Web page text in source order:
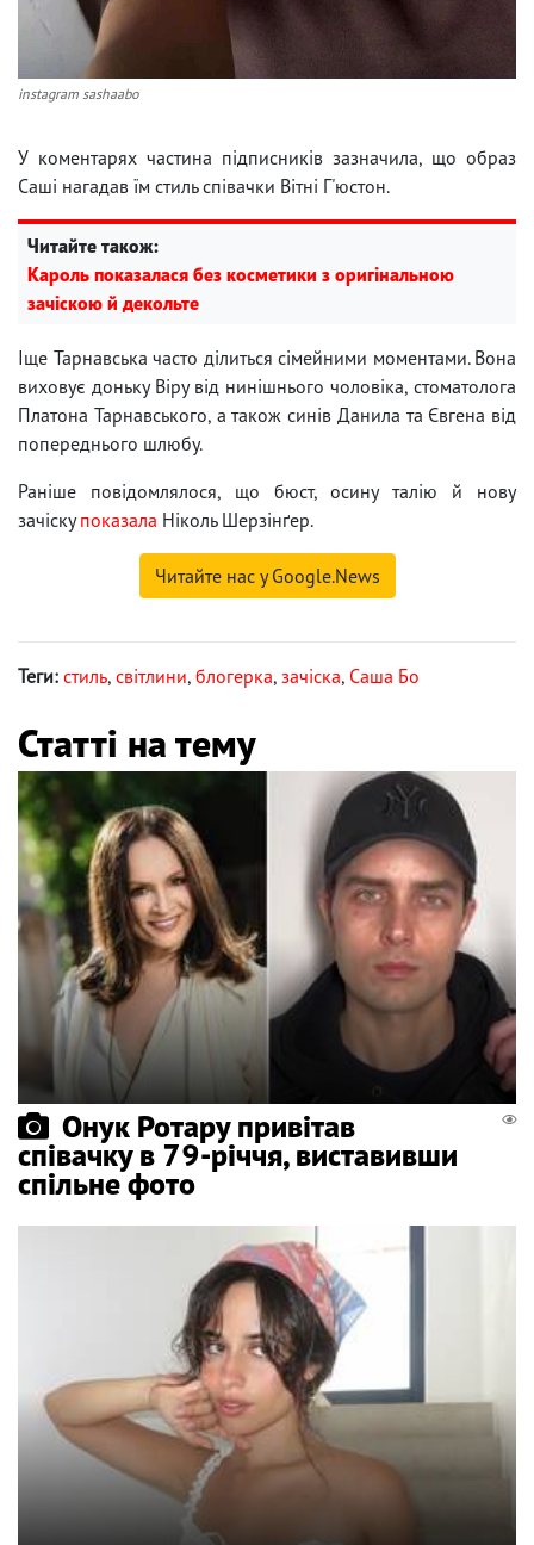
instagram sashaabo
У коментарях частина підписників зазначила, що образ
Саші нагадав їм стиль співачки Вітні Г'юстон.
Читайте також:
Кароль показалася без косметики з оригінальною
зачіскою й декольте
Іще Тарнавська часто ділиться сімейними моментами. Вона
виховує доньку Віру від нинішнього чоловіка, стоматолога
Платона Тарнавського, а також синів Данила та Євгена від
попереднього шлюбу.
Раніше повідомлялося, що бюст, осину талію й нову
зачіскупоказала Ніколь Шерзінґер.
Читайте нас у Google.News
Теги: стиль, світлини, блогерка, зачіска, Саша Бо
Статті на тему
Онук Ротару привітав
співачку в 79-річчя, виставивши
спільне фото